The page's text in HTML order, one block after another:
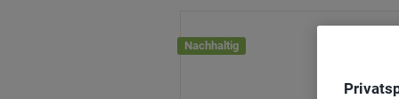
Nachhaltig